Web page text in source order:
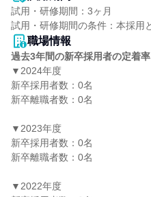
試用・研修期間：3ヶ月
職場情報
過去3年間の新卒採用者の定着率
▼2024年度
新卒採用者数：0名
新卒離職者数：0名
▼2023年度
新卒採用者数：0名
新卒離職者数：0名
▼2022年度